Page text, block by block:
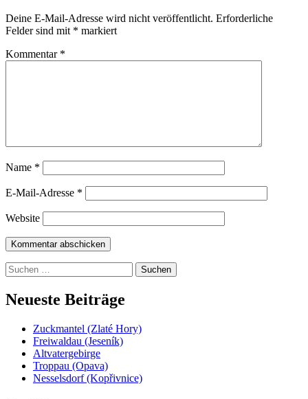
Deine E-Mail-Adresse wird nicht veröffentlicht. Erforderliche
Felder sind mit * markiert
Kommentar *
Name *
E-Mail-Adresse *
Website
Suchen
nach:
Neueste Beiträge
Zuckmantel (Zlaté Hory)
Freiwaldau (Jeseník)
Altvatergebirge
Troppau (Opava)
Nesselsdorf (Kopřivnice)